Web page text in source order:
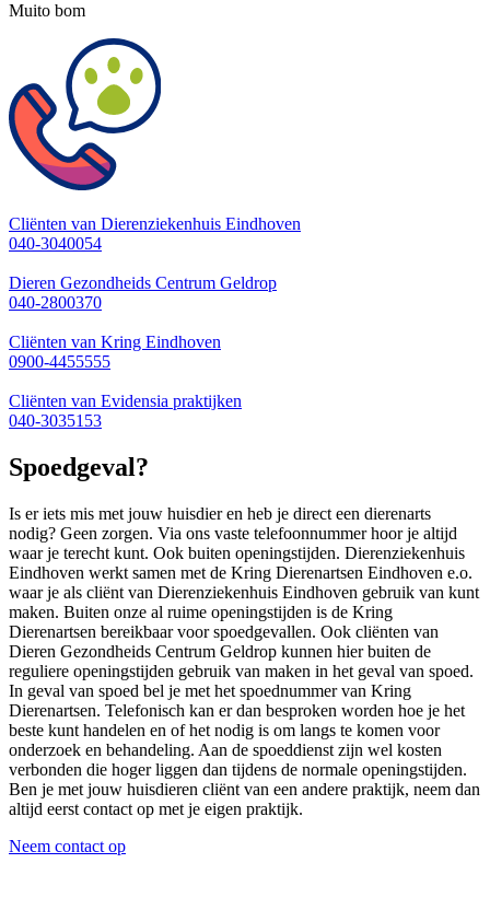
Muito bom
Cliënten van Dierenziekenhuis Eindhoven
040-3040054
Dieren Gezondheids Centrum Geldrop
040-2800370
Cliënten van Kring Eindhoven
0900-4455555
Cliënten van Evidensia praktijken
040-3035153
Spoedgeval?
Is er iets mis met jouw huisdier en heb je direct een dierenarts
nodig? Geen zorgen. Via ons vaste telefoonnummer hoor je altijd
waar je terecht kunt. Ook buiten openingstijden. Dierenziekenhuis
Eindhoven werkt samen met de Kring Dierenartsen Eindhoven e.o.
waar je als cliënt van Dierenziekenhuis Eindhoven gebruik van kunt
maken. Buiten onze al ruime openingstijden is de Kring
Dierenartsen bereikbaar voor spoedgevallen. Ook cliënten van
Dieren Gezondheids Centrum Geldrop kunnen hier buiten de
reguliere openingstijden gebruik van maken in het geval van spoed.
In geval van spoed bel je met het spoednummer van Kring
Dierenartsen. Telefonisch kan er dan besproken worden hoe je het
beste kunt handelen en of het nodig is om langs te komen voor
onderzoek en behandeling. Aan de spoeddienst zijn wel kosten
verbonden die hoger liggen dan tijdens de normale openingstijden.
Ben je met jouw huisdieren cliënt van een andere praktijk, neem dan
altijd eerst contact op met je eigen praktijk.
Neem contact op